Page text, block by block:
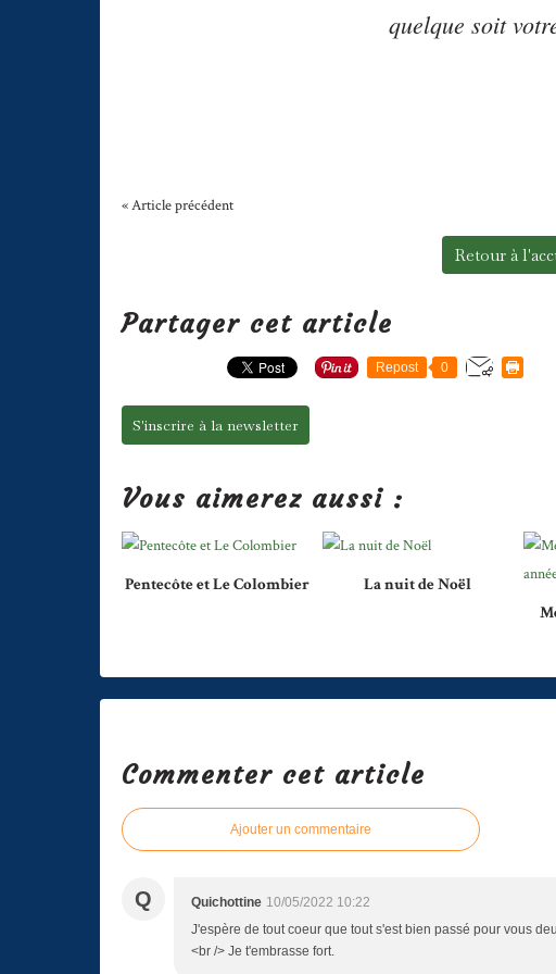
quelque soit
« Article précédent
Retour à
Partager cet article
Repost 0
S'inscrire à la newsletter
Vous aimerez aussi :
Pentecôte et Le Colombier
La nuit de Noël
Commenter cet article
Ajouter un commentaire
Q Quichottine 10/05/2022 10:22
J'espère de tout coeur que tout s'est bien passé pour vous
<br /> Je t'embrasse fort.